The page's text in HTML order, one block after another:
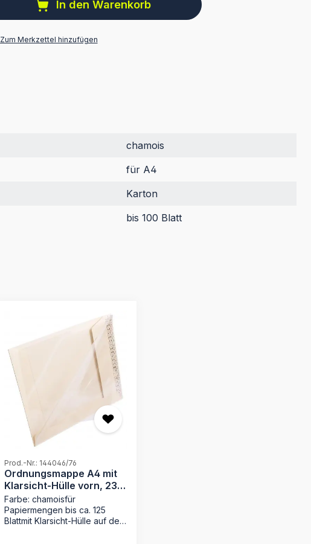
In den Warenkorb
Zum Merkzettel hinzufügen
chamois
für A4
Karton
bis 100 Blatt
Prod.-Nr.: 144046/76
Ordnungsmappe A4 mit
Klarsicht-Hülle vorn, 230
g/qm
Farbe: chamoisfür
Papiermengen bis ca. 125
Blattmit Klarsicht-Hülle auf der